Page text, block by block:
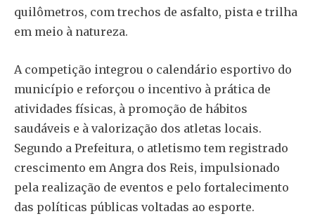
quilômetros, com trechos de asfalto, pista e trilha
em meio à natureza.
A competição integrou o calendário esportivo do
município e reforçou o incentivo à prática de
atividades físicas, à promoção de hábitos
saudáveis e à valorização dos atletas locais.
Segundo a Prefeitura, o atletismo tem registrado
crescimento em Angra dos Reis, impulsionado
pela realização de eventos e pelo fortalecimento
das políticas públicas voltadas ao esporte.